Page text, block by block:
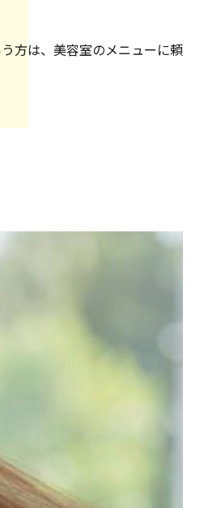
方は、美容室のメニューに頼